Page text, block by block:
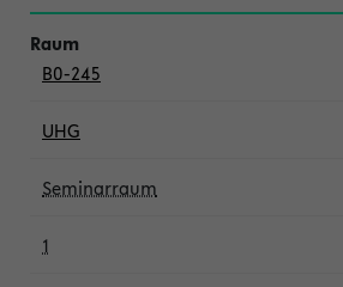
B0-245
UHG
Seminarraum
1